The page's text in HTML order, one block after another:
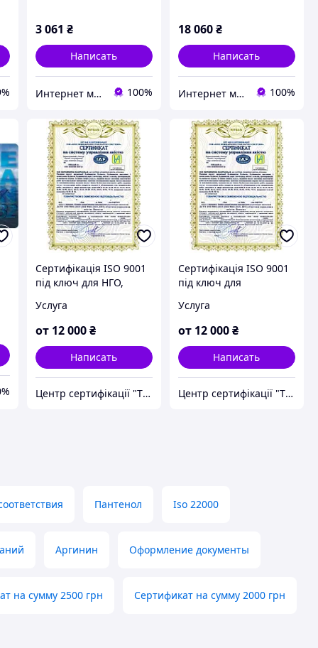
3 061 ₴
Написать
Интернет магазин «DIVING +» 100%
18 060₴
Написать
Интернет магазин «DIVING +» 100%
Сертифікація ISO 9001
під ключ для НГО,
громадського сектору
та благодійних
підтвердження
стандартів
Услуга
от 12 000 ₴
Написать
Центр сертифікації "ТОВ Супровід" (Група компаній)
Сертифікація ISO 9001
під ключ для
бізнесу, підтвердження
високих стандартів
менеджменту
Услуга
от 12 000₴
Написать
Центр сертифікації "ТОВ Супровід" (Група компаній)
Пантенол Iso 22000
Аргинин Оформление документы
на сумму 2500 грн Сертификат на сумму 2000 грн